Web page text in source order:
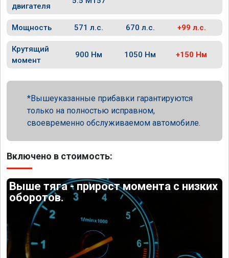
двигателя
Мощность 571 л.с. 670 л.с. +99 л.с.
Крутящий
момент
900 Нм 1050 Нм +150 Нм
Вышеуказанные прибавки гарантируются
только на полностью исправном,
своевременно обслуживаемом автомобиле.
Включено в стоимость:
Выше тяга - прирост момента с низких
оборотов.